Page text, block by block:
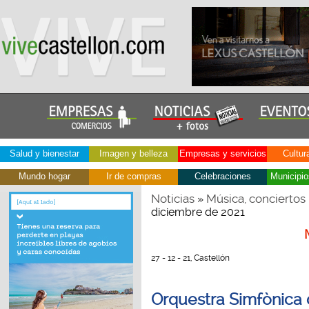
Salud y bienestar Imagen y belleza Empresas y servicios
Mundo hogar Ir de compras Celebraciones
Noticias» Música, conciertos
diciembre de 2021
27 - 12 - 21, Castellón
Orquestra